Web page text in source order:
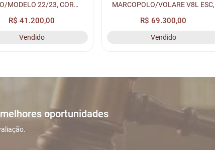
MODELO 22/23, COR
A ALCOOL/GASOLINA,
SCH3F78, RENAVAM:
0134025038.
R$ 41.200,00
Vendido
MARCOPOLO/VOLARE V8L ESC,
ANO/MODELO 2010, COR
AMARELA A DIESEL, PLACA: NLW-
8263, RENAVAM: 00257901450.
R$ 69.300,00
Vendido
oportunidades